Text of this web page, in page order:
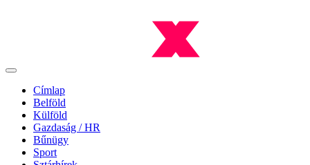
Címlap
Belföld
Külföld
Gazdaság / HR
Bűnügy
Sport